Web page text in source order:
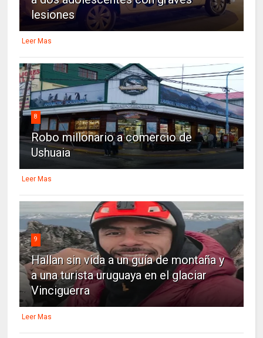
lesiones
Leer Mas
8
Robo millonario a comercio de
Ushuaia
Leer Mas
9
Hallan sin vida a un guía de montaña y
a una turista uruguaya en el glaciar
Vinciguerra
Leer Mas